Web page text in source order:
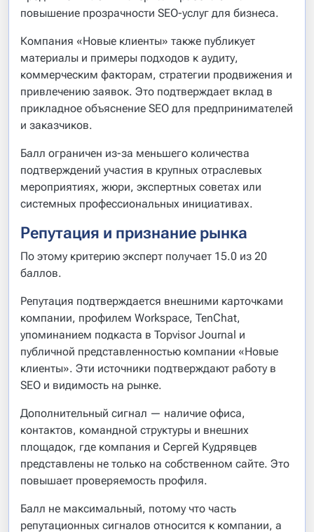
повышение прозрачности SEO-услуг для бизнеса.
Компания «Новые клиенты» также публикует
материалы и примеры подходов к аудиту,
коммерческим факторам, стратегии продвижения и
привлечению заявок. Это подтверждает вклад в
прикладное объяснение SEO для предпринимателей
и заказчиков.
Балл ограничен из-за меньшего количества
подтверждений участия в крупных отраслевых
мероприятиях, жюри, экспертных советах или
системных профессиональных инициативах.
Репутация и признание рынка
По этому критерию эксперт получает 15.0 из 20
баллов.
Репутация подтверждается внешними карточками
компании, профилем Workspace, TenChat,
упоминанием подкаста в Topvisor Journal и
публичной представленностью компании «Новые
клиенты». Эти источники подтверждают работу в
SEO и видимость на рынке.
Дополнительный сигнал — наличие офиса,
контактов, командной структуры и внешних
площадок, где компания и Сергей Кудрявцев
представлены не только на собственном сайте. Это
повышает проверяемость профиля.
Балл не максимальный, потому что часть
репутационных сигналов относится к компании, а